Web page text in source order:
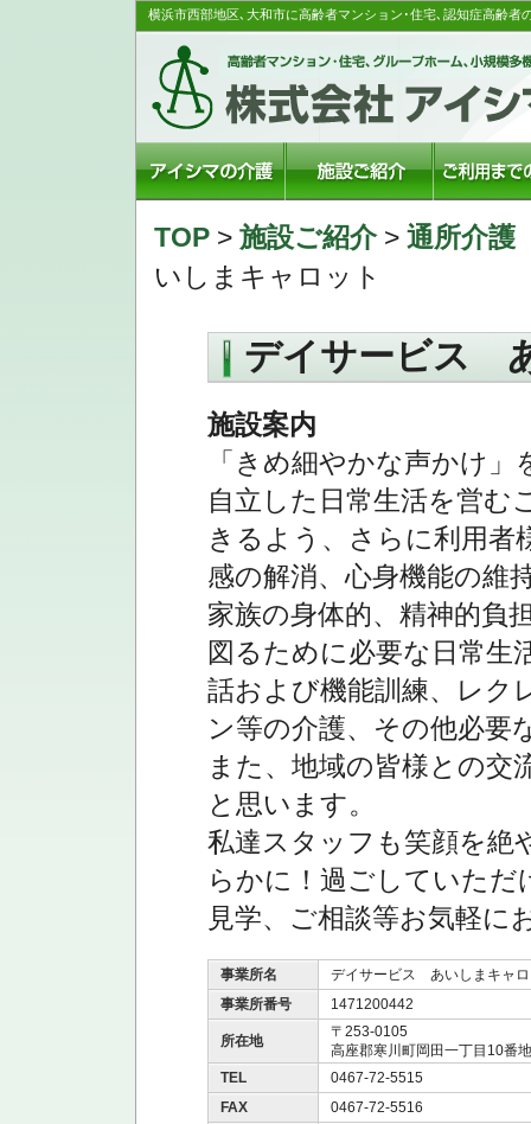
横浜市西部地区､大和市に高齢者マンション･住宅､認知症高齢
TOP > 施設ご紹介> 通所介護
いしまキャロット
デイサービス
施設案内
「きめ細やかな声かけ」
自立した日常生活を営む
きるよう、さらに利用者
感の解消、心身機能の維
家族の身体的、精神的負
図るために必要な日常生
話および機能訓練、レク
ン等の介護、その他必要
また、地域の皆様との交
と思います。
私達スタッフも笑顔を
らかに！過ごしていた
見学、ご相談等お気軽に
事業所名
デイサービス あいしまキャ
事業所番号
1471200442
所在地
〒253-0105
高座郡寒川町岡田一丁目10番
TEL
0467-72-5515
FAX
0467-72-5516